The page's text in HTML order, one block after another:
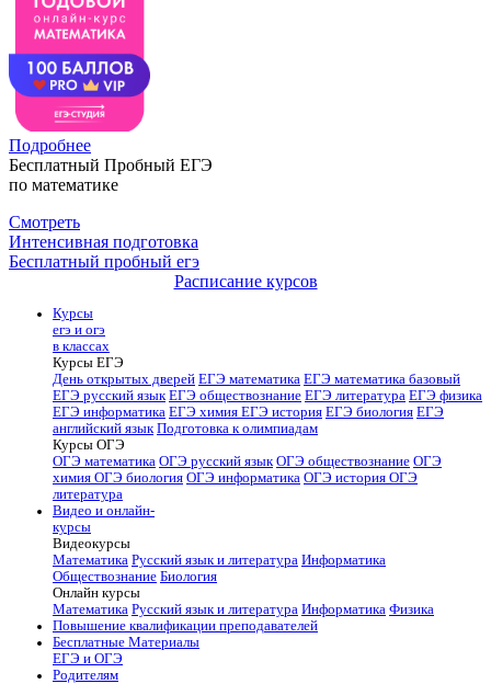
Подробнее
Бесплатный Пробный ЕГЭ
по математике
Смотреть
Интенсивная подготовка
Бесплатный пробный егэ
Расписание курсов
Курсы
егэ и огэ
в классах
Курсы ЕГЭ
День открытых дверей ЕГЭ математика ЕГЭ математика базовый
ЕГЭ русский язык ЕГЭ обществознание ЕГЭ литература ЕГЭ физика
ЕГЭ информатика ЕГЭ химия ЕГЭ история ЕГЭ биология ЕГЭ
английский язык Подготовка к олимпиадам
Курсы ОГЭ
ОГЭ математика ОГЭ русский язык ОГЭ обществознание ОГЭ
химия ОГЭ биология ОГЭ информатика ОГЭ история ОГЭ
литература
Видео и онлайн-
курсы
Видеокурсы
Математика Русский язык и литература Информатика
Обществознание Биология
Онлайн курсы
Математика Русский язык и литература Информатика Физика
Повышение квалификации преподавателей
Бесплатные Материалы
ЕГЭ и ОГЭ
Родителям